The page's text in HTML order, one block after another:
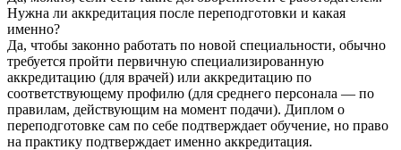
Нужна ли аккредитация после переподготовки и какая
именно?
Да, чтобы законно работать по новой специальности, обычно
требуется пройти первичную специализированную
аккредитацию (для врачей) или аккредитацию по
соответствующему профилю (для среднего персонала — по
правилам, действующим на момент подачи). Диплом о
переподготовке сам по себе подтверждает обучение, но право
на практику подтверждает именно аккредитация.